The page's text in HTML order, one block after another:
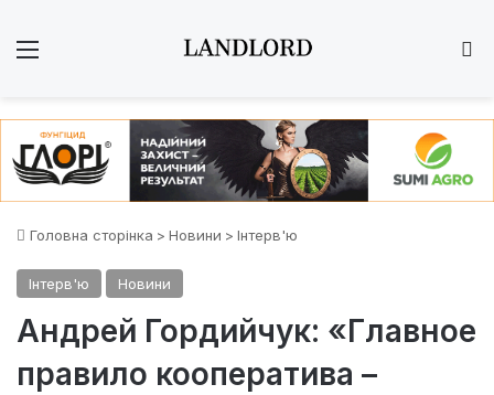
Головна сторінка > Новини > Інтерв'ю
Інтерв'ю Новини
Андрей Гордийчук: «Главное
правило кооператива –